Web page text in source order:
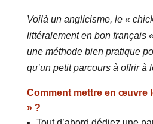
Voilà un anglicisme, le «
littéralement en bon français
une méthode bien pratique
qu’un petit parcours à offrir à
Comment mettre en œuvre
» ?